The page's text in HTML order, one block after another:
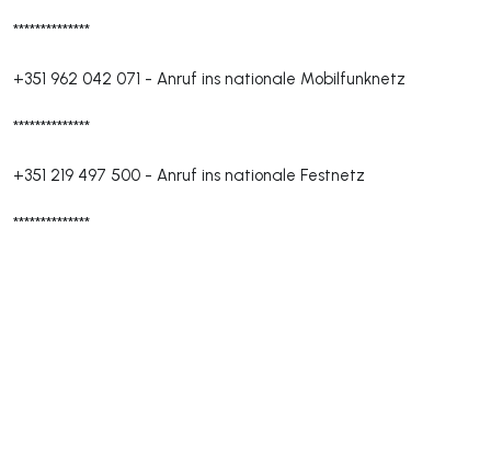
**************
+351 962 042 071 - Anruf ins nationale Mobilfunknetz
**************
+351 219 497 500 - Anruf ins nationale Festnetz
**************